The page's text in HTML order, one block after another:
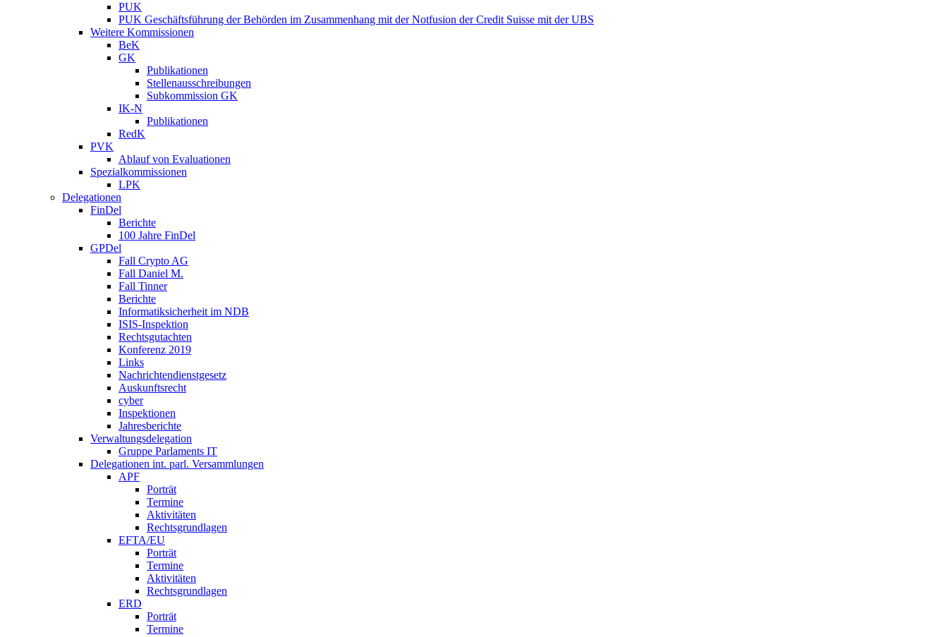
PUK
PUK Geschäftsführung der Behörden im Zusammenhang mit der Notfusion der Credit Suisse mit der UBS
Weitere Kommissionen
BeK
GK
Publikationen
Stellenausschreibungen
Subkommission GK
IK-N
Publikationen
RedK
PVK
Ablauf von Evaluationen
Spezialkommissionen
LPK
Delegationen
FinDel
Berichte
100 Jahre FinDel
GPDel
Fall Crypto AG
Fall Daniel M.
Fall Tinner
Berichte
Informatiksicherheit ­im NDB
ISIS-Inspektion
Rechtsgutachten
Konferenz 2019
Links
Nachrichtendienstgesetz
Auskunftsrecht
cyber
Inspektionen
Jahresberichte
Verwaltungsdelegation
Gruppe Parlaments IT
Delegationen int. parl. Versammlungen
APF
Porträt
Termine
Aktivitäten
Rechtsgrundlagen
EFTA/EU
Porträt
Termine
Aktivitäten
Rechtsgrundlagen
ERD
Porträt
Termine